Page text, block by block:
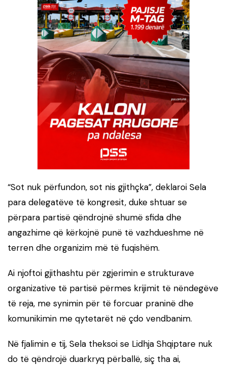
“Sot nuk përfundon, sot nis gjithçka”, deklaroi Sela
para delegatëve të kongresit, duke shtuar se
përpara partisë qëndrojnë shumë sfida dhe
angazhime që kërkojnë punë të vazhdueshme në
terren dhe organizim më të fuqishëm.
Ai njoftoi gjithashtu për zgjerimin e strukturave
organizative të partisë përmes krijimit të nëndegëve
të reja, me synimin për të forcuar praninë dhe
komunikimin me qytetarët në çdo vendbanim.
Në fjalimin e tij, Sela theksoi se Lidhja Shqiptare nuk
do të qëndrojë duarkryq përballë, siç tha ai,